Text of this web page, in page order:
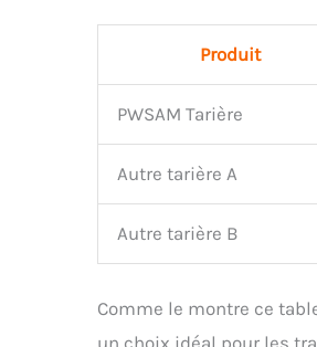
Produit
PWSAM Tarière
Autre tarière A
Autre tarière B
Comme le montre ce